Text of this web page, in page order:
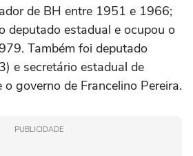
de BH entre 1951 e 1966;
deputado estadual e ocupou o
Também foi deputado
e secretário estadual de
governo de Francelino Pereira.
PUBLICIDADE